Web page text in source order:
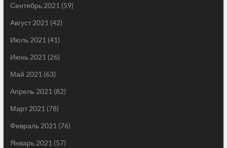
Сентябрь 2021 (59)
Август 2021 (42)
Июль 2021 (41)
Июнь 2021 (26)
Май 2021 (63)
Апрель 2021 (82)
Март 2021 (78)
Февраль 2021 (76)
Январь 2021 (57)